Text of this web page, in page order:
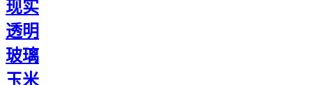
现实
透明
玻璃
玉米